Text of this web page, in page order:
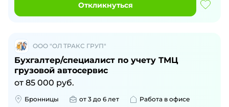
Откликнуться
ООО "ОЛ ТРАКС ГРУП"
Бухгалтер/специалист по учету ТМЦ
грузовой автосервис
от 85 000 руб.
Бронницы от 3 до 6 лет
Работа в офисе